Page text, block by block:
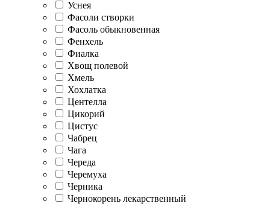
Уснея
Фасоли створки
Фасоль обыкновенная
Фенхель
Фиалка
Хвощ полевой
Хмель
Хохлатка
Центелла
Цикорий
Цистус
Чабрец
Чага
Череда
Черемуха
Черника
Чернокорень лекарственный